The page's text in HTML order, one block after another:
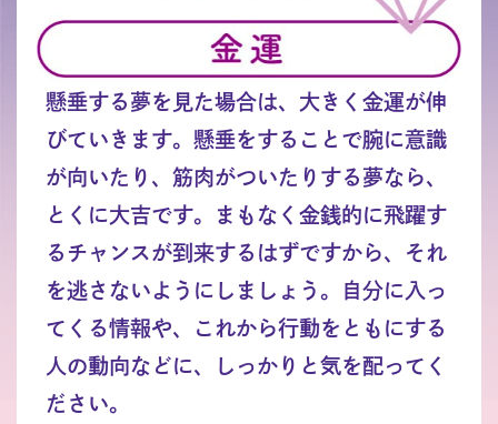
懸垂する夢を見た場合は、大きく金運が伸
びていきます。懸垂をすることで腕に意識
が向いたり、筋肉がついたりする夢なら、
とくに大吉です。まもなく金銭的に飛躍す
るチャンスが到来するはずですから、それ
を逃さないようにしましょう。自分に入っ
てくる情報や、これから行動をともにする
人の動向などに、しっかりと気を配ってく
ださい。